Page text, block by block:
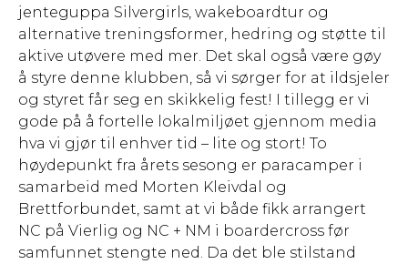
jenteguppa Silvergirls, wakeboardtur og
alternative treningsformer, hedring og støtte til
aktive utøvere med mer. Det skal også være gøy
å styre denne klubben, så vi sørger for at ildsjeler
og styret får seg en skikkelig fest! I tillegg er vi
gode på å fortelle lokalmiljøet gjennom media
hva vi gjør til enhver tid – lite og stort! To
høydepunkt fra årets sesong er paracamper i
samarbeid med Morten Kleivdal og
Brettforbundet, samt at vi både fikk arrangert
NC på Vierlig og NC + NM i boardercross før
samfunnet stengte ned. Da det ble stilstand